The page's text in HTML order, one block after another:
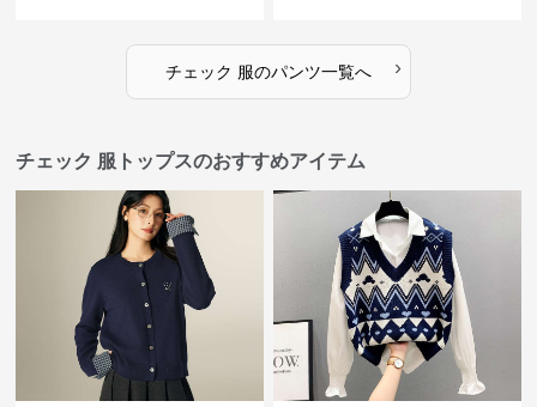
チェック 服のパンツ一覧へ ›
チェック 服トップスのおすすめアイテム